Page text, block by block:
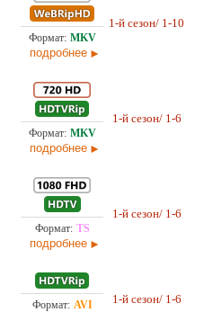
подробнее
1-й сезон/ 1-10
подробнее
1-й сезон/ 1-6
подробнее
1-й сезон/ 1-6
1-й сезон/ 1-6